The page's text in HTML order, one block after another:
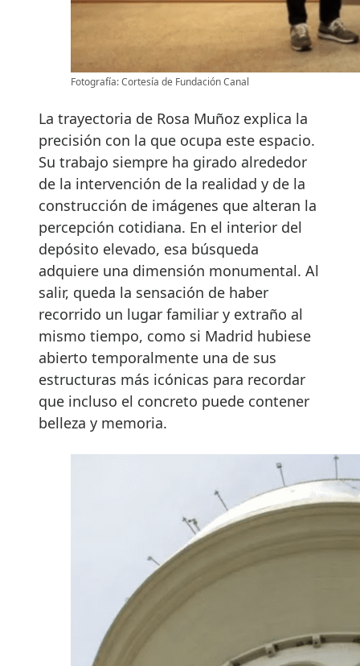
Fotografía: Cortesía de Fundación Canal
La trayectoria de Rosa Muñoz explica la
precisión con la que ocupa este espacio.
Su trabajo siempre ha girado alrededor
de la intervención de la realidad y de la
construcción de imágenes que alteran la
percepción cotidiana. En el interior del
depósito elevado, esa búsqueda
adquiere una dimensión monumental. Al
salir, queda la sensación de haber
recorrido un lugar familiar y extraño al
mismo tiempo, como si Madrid hubiese
abierto temporalmente una de sus
estructuras más icónicas para recordar
que incluso el concreto puede contener
belleza y memoria.